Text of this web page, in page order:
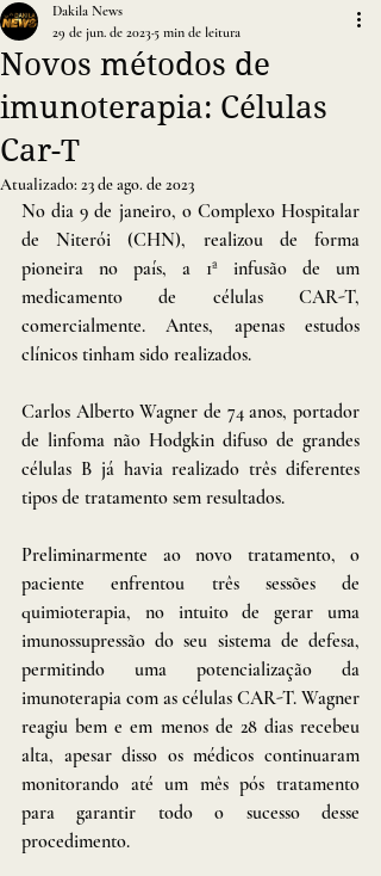
Novos métodos de
imunoterapia: Células
Car-T
Dakila News
29 de jun. de 20235 min de leitura
Atualizado: 23 de ago. de 2023
No dia 9 de janeiro, o Complexo Hospitalar
de Niterói (CHN), realizou de forma
pioneira no país, a 1ª infusão de um
medicamento de células CAR-T,
comercialmente. Antes, apenas estudos
clínicos tinham sido realizados.
Carlos Alberto Wagner de 74 anos, portador
de linfoma não Hodgkin difuso de grandes
células B já havia realizado três diferentes
tipos de tratamento sem resultados.
Preliminarmente ao novo tratamento, o
paciente enfrentou três sessões de
quimioterapia, no intuito de gerar uma
imunossupressão do seu sistema de defesa,
permitindo uma potencialização da
imunoterapia com as células CAR-T. Wagner
reagiu bem e em menos de 28 dias recebeu
alta, apesar disso os médicos continuaram
monitorando até um mês pós tratamento
para garantir todo o sucesso desse
procedimento.